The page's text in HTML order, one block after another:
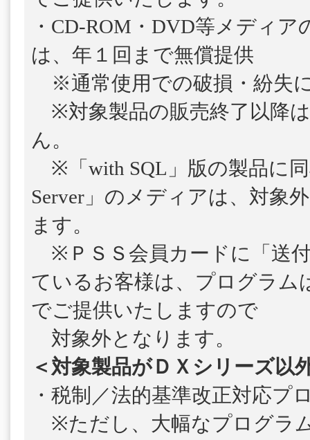
・CD-ROM・DVD等メディア
は、年１回まで無償提供
※通常使用での破損・紛失
※対象製品の販売終了以降
ん。
※「with SQL」版の製品に
Server」のメディアは、対象
ます。
※ＰＳＳ会員カードに「送
ているお客様は、プログラム
でご提供いたしますので
対象外となります。
＜対象製品がＤＸシリーズ以
・税制／法的基準改正対応プ
※ただし、大幅なプログラ